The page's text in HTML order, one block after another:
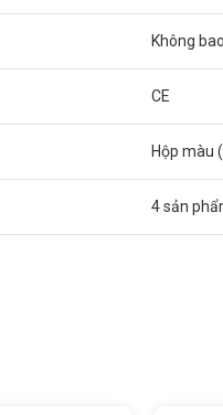
Không
CE
Hộp màu
4 sản